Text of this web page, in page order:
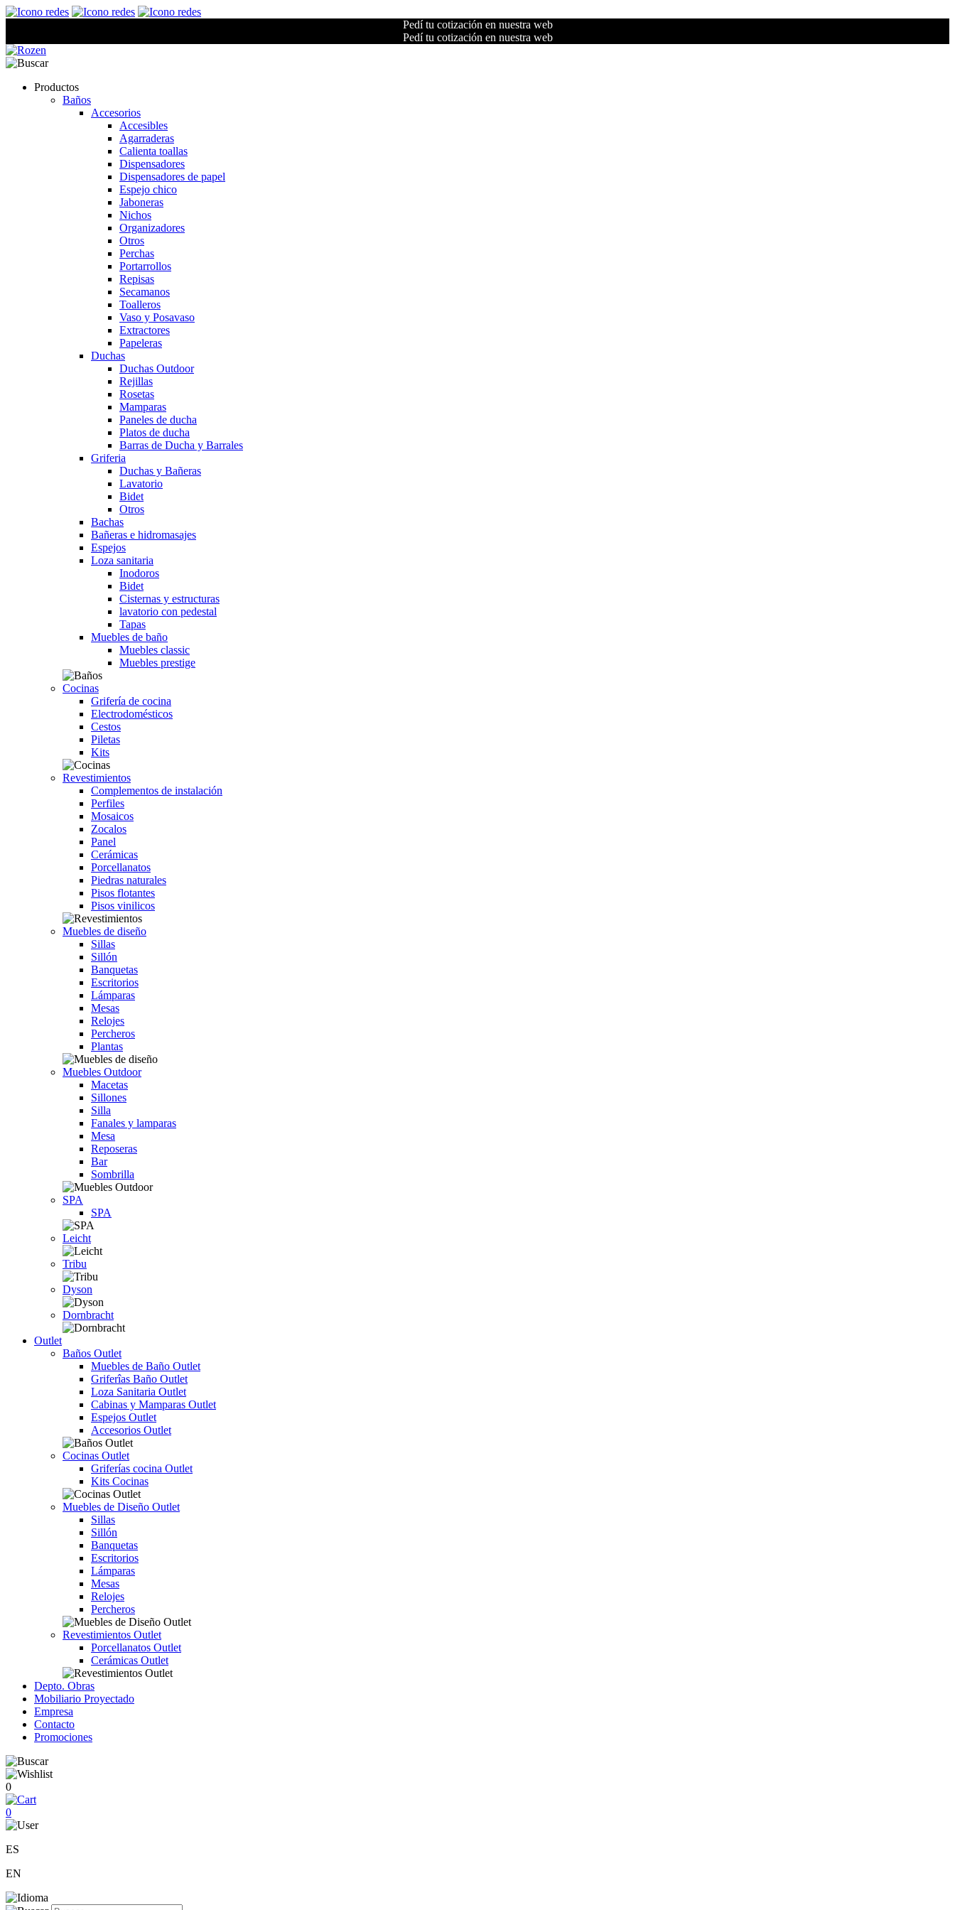
Pedí tu cotización en nuestra web
Pedí tu cotización en nuestra web
Productos
Baños
Accesorios
Accesibles
Agarraderas
Calienta toallas
Dispensadores
Dispensadores de papel
Espejo chico
Jaboneras
Nichos
Organizadores
Otros
Perchas
Portarrollos
Repisas
Secamanos
Toalleros
Vaso y Posavaso
Extractores
Papeleras
Duchas
Duchas Outdoor
Rejillas
Rosetas
Mamparas
Paneles de ducha
Platos de ducha
Barras de Ducha y Barrales
Griferia
Duchas y Bañeras
Lavatorio
Bidet
Otros
Bachas
Bañeras e hidromasajes
Espejos
Loza sanitaria
Inodoros
Bidet
Cisternas y estructuras
lavatorio con pedestal
Tapas
Muebles de baño
Muebles classic
Muebles prestige
Cocinas
Grifería de cocina
Electrodomésticos
Cestos
Piletas
Kits
Revestimientos
Complementos de instalación
Perfiles
Mosaicos
Zocalos
Panel
Cerámicas
Porcellanatos
Piedras naturales
Pisos flotantes
Pisos vinilicos
Muebles de diseño
Sillas
Sillón
Banquetas
Escritorios
Lámparas
Mesas
Relojes
Percheros
Plantas
Muebles Outdoor
Macetas
Sillones
Silla
Fanales y lamparas
Mesa
Reposeras
Bar
Sombrilla
SPA
SPA
Leicht
Tribu
Dyson
Dornbracht
Outlet
Baños Outlet
Muebles de Baño Outlet
Griferîas Baño Outlet
Loza Sanitaria Outlet
Cabinas y Mamparas Outlet
Espejos Outlet
Accesorios Outlet
Cocinas Outlet
Griferías cocina Outlet
Kits Cocinas
Muebles de Diseño Outlet
Sillas
Sillón
Banquetas
Escritorios
Lámparas
Mesas
Relojes
Percheros
Revestimientos Outlet
Porcellanatos Outlet
Cerámicas Outlet
Depto. Obras
Mobiliario Proyectado
Empresa
Contacto
Promociones
0
0
ES
EN